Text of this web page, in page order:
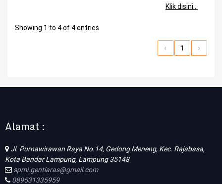
Klik disini…
Showing 1 to 4 of 4 entries
‹ 1 ›
Alamat :
Jl. Purnawirawan Raya No.14, Gedong Meneng, Kec. Rajabasa,
Kota Bandar Lampung, Lampung 35148
spmi.gentiaras@gmail.com
089531335959